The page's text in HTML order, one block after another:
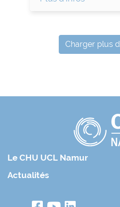
Charger plus
Le CHU UCL Namur
Actualités